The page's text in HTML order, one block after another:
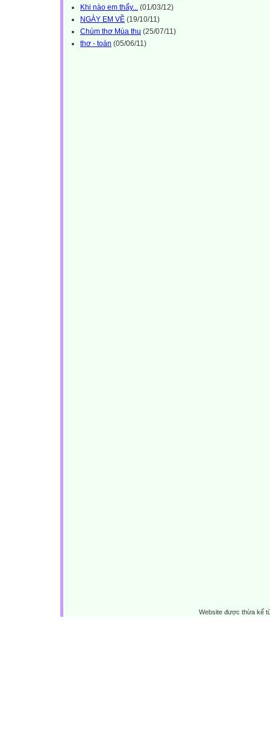
Khi nào em thấy...
(01/03/12)
NGÀY EM VỀ (19/10/11)
Chùm thơ Mùa thu (25/07/11)
thơ - toán (05/06/11)
Website được thừa kế